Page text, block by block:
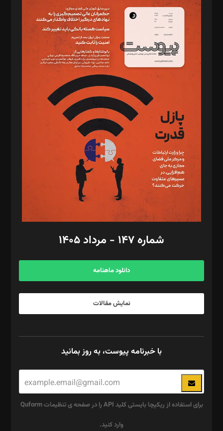
سردبیر: مهرک محمودی
دبیر تحریریه: میثم قاسمی
د‌بیر ناداستان: سمانه سمیع
د‌بیر خدمت و تجارت: ابوالفضل رجبی
د‌بیر حقوق فناوری: حسام‌الدین ایپکچی
د‌بیر پیوست جهان: مینا پاکدل
د‌بیر تحریریه آنلاین: بابک نقاش
تحریریه‌: مجتبی محمود‌ی، آرش برهمند، یسنا امان‌پور، سروش کرمیان،
مصطفی مسجدی آرانی، ابوالفضل رجبی، زهرا فکرانه، فائزه فتحی
رستمی،مصطفی باستان
ویرایش: نگار استاد‌‌آقا
طراح یونیفرم: مجید توکلی
فیلمبرداری و عکاسی: امیر شفیعی، مانی لطفی زاده
گرافیک و صفحه‌آرایی: سید‌سبحان‌علی ثابت
مد‌یر توسعه تجاری: کامبیز برید‌
امور مالی: شاپور رهبری، محمد‌ کاظمی‌نیا
آگهی و مشترکین: ۰۹۱۹۹۹۹۰۴۵۴
شماره ۱۴۷ - مرداد ۱۴۰۵
دانلود ماهنامه
نمایش مقالات
با خبرنامه پیوست، به روز بمانید
برای استفاده از ریکپچا بایستی کلید API را در صفحه ی تنظیمات Quform
وارد کنید.